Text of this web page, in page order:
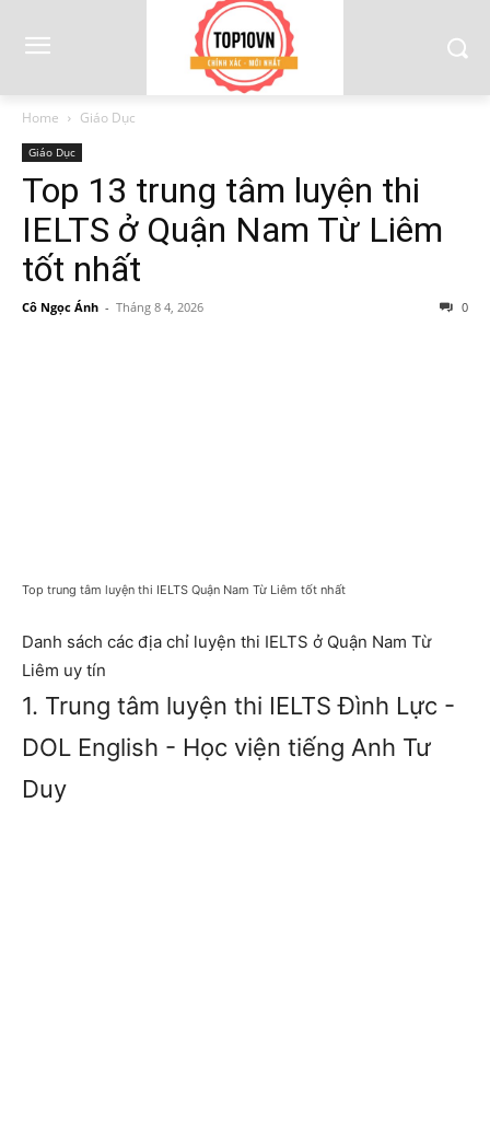
Home Giáo Dục
Giáo Dục
Top 13 trung tâm luyện thi
IELTS ở Quận Nam Từ Liêm
tốt nhất
Cô Ngọc Ánh - Tháng 8 4, 2026 0
Top trung tâm luyện thi IELTS Quận Nam Từ Liêm tốt nhất
Danh sách các địa chỉ luyện thi IELTS ở Quận Nam Từ
Liêm uy tín
1. Trung tâm luyện thi IELTS Đình Lực -
DOL English - Học viện tiếng Anh Tư
Duy